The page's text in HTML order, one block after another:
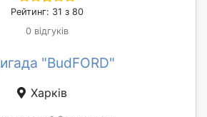
Рейтинг: 31 з 80
0 відгуків
"BudFORD"
Харків